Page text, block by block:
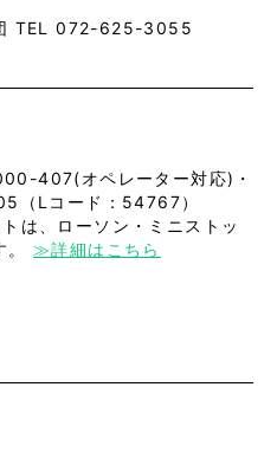
団 TEL 072-625-3055
407(オペレーター対応)・
（Lコード：54767）
は、ローソン・ミニストッ
。 ≫詳細はこちら